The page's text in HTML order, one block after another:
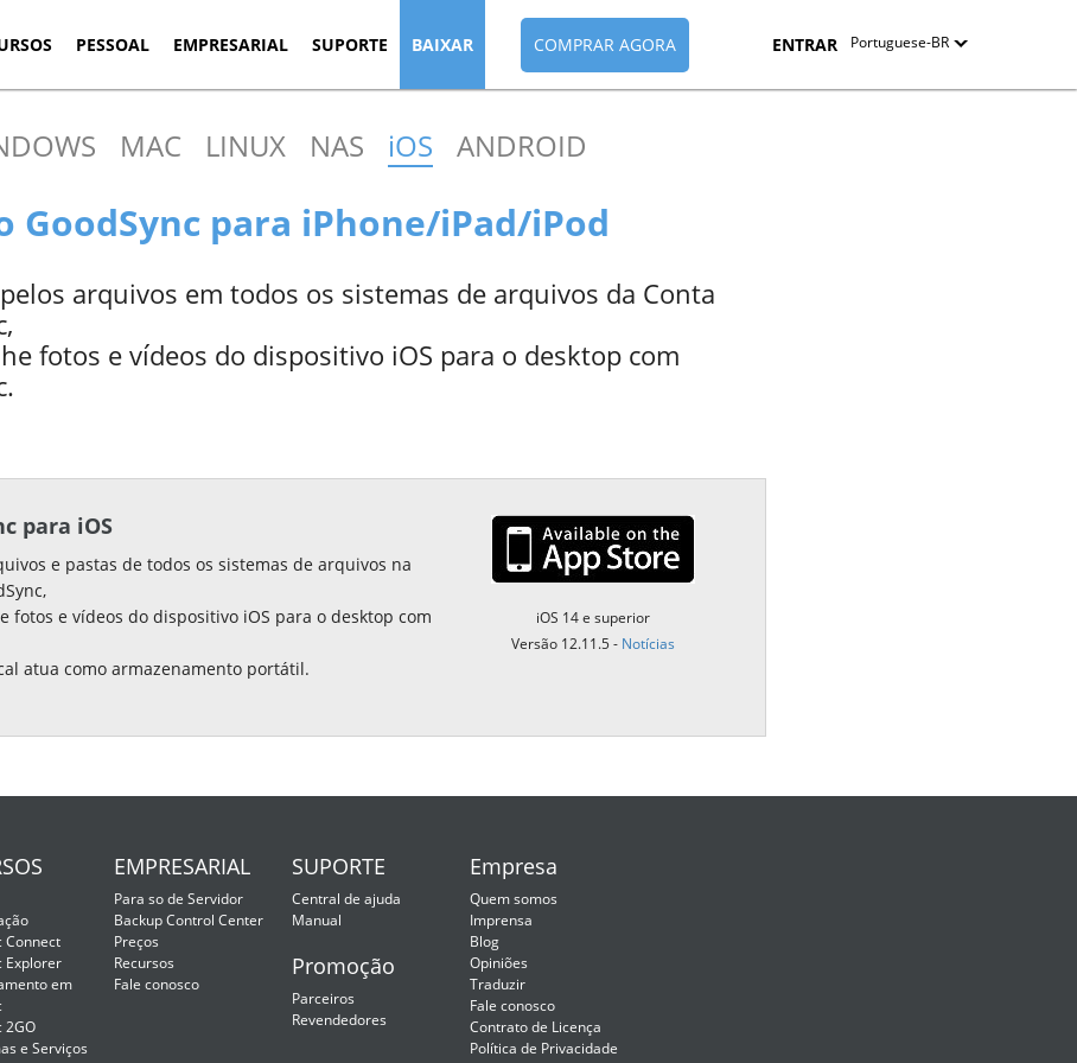
PESSOAL EMPRESARIAL SUPORTE BAIXAR COMPRAR AGORA ENTRAR Portuguese-BR
MAC LINUX NAS iOS ANDROID
GoodSync para iPhone/iPad/iPod
arquivos em todos os sistemas de arquivos da Conta
fotos e vídeos do dispositivo iOS para o desktop com
para iOS
e pastas de todos os sistemas de arquivos na
fotos e vídeos do dispositivo iOS para o desktop com
atua como armazenamento portátil.
iOS 14 e superior
Versão 12.11.5 - Notícias
Connect
Explorer
em
2GO
e Serviços
EMPRESARIAL
Para so de Servidor
Backup Control Center
Preços
Recursos
Fale conosco
SUPORTE
Central de ajuda
Manual
Promoção
Parceiros
Revendedores
Empresa
Quem somos
Imprensa
Blog
Opiniões
Traduzir
Fale conosco
Contrato de Licença
Política de Privacidade